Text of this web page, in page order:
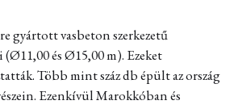
gyártott vasbeton szerkezetű
és Ø15,00 m). Ezeket
Több mint száz db épült az ország
Ezenkívül Marokkóban és